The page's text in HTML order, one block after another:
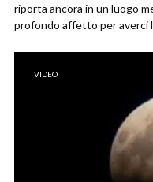
riporta ancora in un luogo
profondo affetto per averci
VIDEO